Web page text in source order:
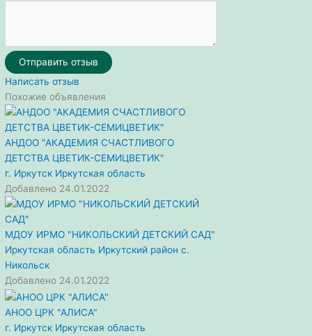
Отправить отзыв
Написать отзыв
Похожие объявления
АНДОО "АКАДЕМИЯ СЧАСТЛИВОГО
ДЕТСТВА ЦВЕТИК-СЕМИЦВЕТИК"
г. Иркутск Иркутская область
Добавлено 24.01.2022
МДОУ ИРМО "НИКОЛЬСКИЙ ДЕТСКИЙ САД"
Иркутская область Иркутский район с.
Никольск
Добавлено 24.01.2022
АНОО ЦРК "АЛИСА"
г. Иркутск Иркутская область